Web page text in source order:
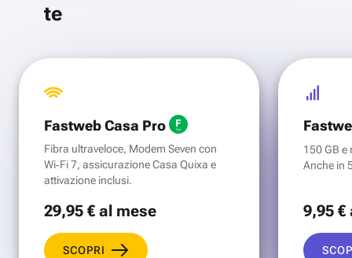
te
Fastweb Casa Pro
Fibra ultraveloce, Modem Seven con
Wi‑Fi 7, assicurazione Casa Quixa e
attivazione inclusi.
29,95 €al mese
SCOPRI
150 GB e
Anche in
9,95 €